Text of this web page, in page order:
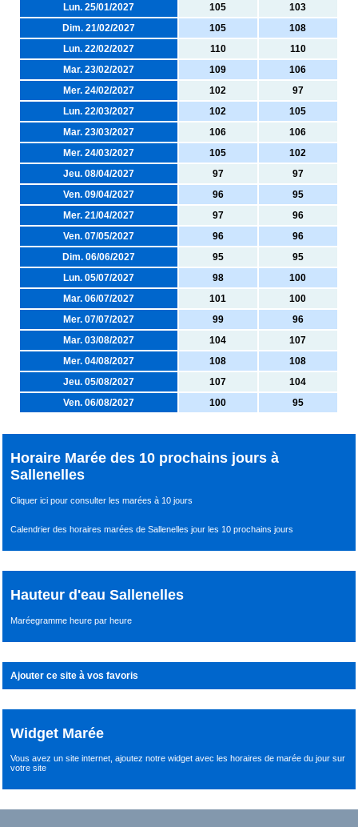
Lun. 25/01/2027
105
103
Dim. 21/02/2027
105
108
Lun. 22/02/2027
110
110
Mar. 23/02/2027
109
106
Mer. 24/02/2027
102
97
Lun. 22/03/2027
102
105
Mar. 23/03/2027
106
106
Mer. 24/03/2027
105
102
Jeu. 08/04/2027
97
97
Ven. 09/04/2027
96
95
Mer. 21/04/2027
97
96
Ven. 07/05/2027
96
96
Dim. 06/06/2027
95
95
Lun. 05/07/2027
98
100
Mar. 06/07/2027
101
100
Mer. 07/07/2027
99
96
Mar. 03/08/2027
104
107
Mer. 04/08/2027
108
108
Jeu. 05/08/2027
107
104
Ven. 06/08/2027
100 95
Horaire Marée des 10 prochains jours à
Sallenelles
Cliquer ici pour consulter les marées à 10 jours
Calendrier des horaires marées de Sallenelles jour les 10 prochains jours
Hauteur d'eau Sallenelles
Maréegramme heure par heure
Ajouter ce site à vos favoris
Widget Marée
Vous avez un site internet,ajoutez notre widget avec les horaires de marée du joursur
votre site